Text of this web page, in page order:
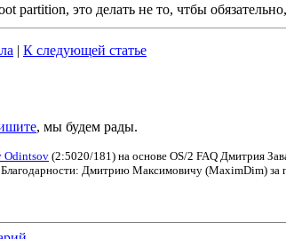
partition, это делать не то, чтбы
| К следующей статье
, мы будем рады.
Odintsov (2:5020/181) на основе OS/2 FAQ Дмитрия
Благодарности: Дмитрию Максимовичу (MaximDim) за